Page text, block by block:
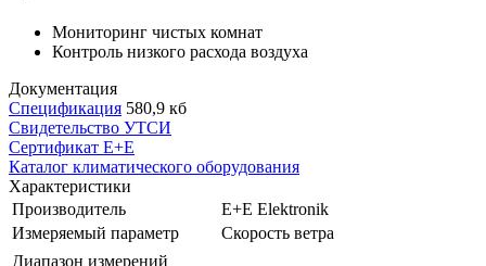
Мониторинг чистых комнат
Контроль низкого расхода воздуха
Документация
Спецификация 580,9 кб
Свидетельство УТСИ
Сертификат E+E
Каталог климатического оборудования
Характеристики
Производитель
E+E Elektronik
Измеряемый параметр
Скорость ветра
Диапазон измерений